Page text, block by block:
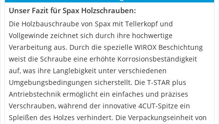
Unser Fazit für Spax Holzschrauben:
Die Holzbauschraube von Spax mit Tellerkopf und
Vollgewinde zeichnet sich durch ihre hochwertige
Verarbeitung aus. Durch die spezielle WIROX Beschichtung
weist die Schraube eine erhöhte Korrosionsbeständigkeit
auf, was ihre Langlebigkeit unter verschiedenen
Umgebungsbedingungen sicherstellt. Die T-STAR plus
Antriebstechnik ermöglicht ein einfaches und präzises
Verschrauben, während der innovative 4CUT-Spitze ein
Spleißen des Holzes verhindert. Die Verpackungseinheit von